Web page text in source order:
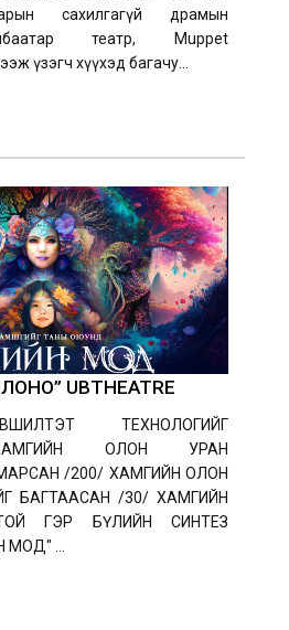
сахилгагүй драмын
театр, Muppet
үзэгч хүүхэд багачу...
UBTHEATRE
ТЕХНОЛОГИЙГ
ОЛОН УРАН
/200/ ХАМГИЙН ОЛОН
БАГТААСАН /30/ ХАМГИЙН
ГЭР БҮЛИЙН СИНТЕЗ
...